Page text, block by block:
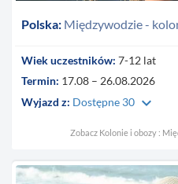
Polska: Międzywodzie -
Wiek uczestników: 7-12 lat
Termin: 17.08 – 26.08.2026
Wyjazd z: Dostępne 30 keyboard_arrow_down
Zobacz Kolonie i obozy :